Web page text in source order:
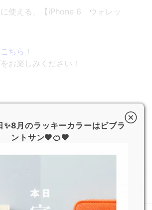
に使える、【iPhone 6 ウォレッ
こちら ！
お楽しみください！
広報
✨8月のラッキーカラーはビブラ
ントサン🧡🍊🧡